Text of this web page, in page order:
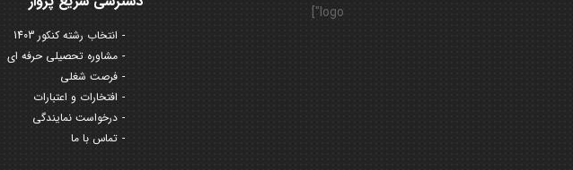
انتخاب رشته کنکور 1403
مشاوره تحصیلی حرفه ای
فرصت شغلی
افتخارات و اعتبارات
درخواست نمایندگی
تماس با ما
logo"]